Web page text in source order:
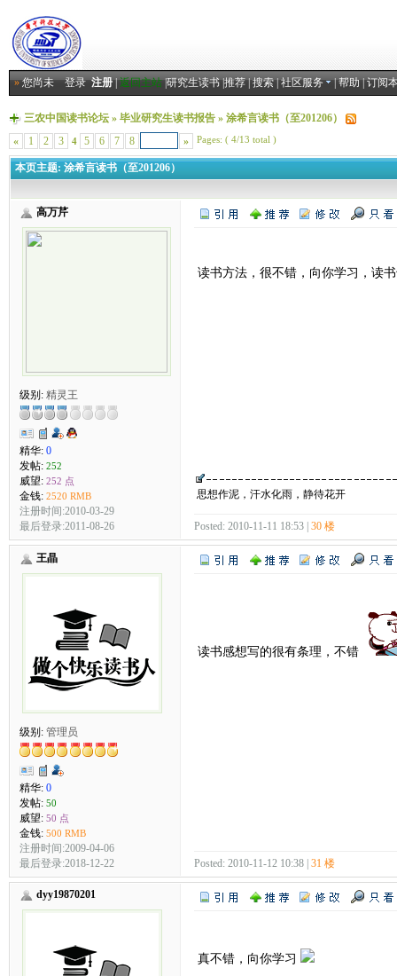
»您尚未登录 注册|返回主站|研究生读书|推荐|搜索|社区服务 |帮助|订阅
三农中国读书论坛» 毕业研究生读书报告» 涂希言读书（至201206）
«
1 2 3 4 5 6 7 8 » Pages: ( 4/13 total )
本页主题: 涂希言读书（至201206）
高万芹
级别: 精灵王
精华: 0
发帖: 252
威望: 252 点
金钱: 2520 RMB
注册时间:2010-03-29
最后登录:2011-08-26
读书方法，很不错，向你学习，读
思想作泥，汗水化雨，静待花开
Posted: 2010-11-11 18:53 | 30 楼
王晶
级别: 管理员
精华: 0
发帖: 50
威望: 50 点
金钱: 500 RMB
注册时间:2009-04-06
最后登录:2018-12-22
读书感想写的很有条理，不错
Posted: 2010-11-12 10:38 | 31 楼
dyy19870201
真不错，向你学习